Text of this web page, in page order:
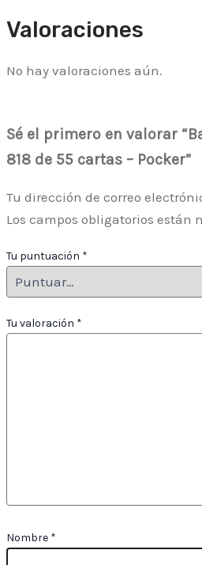
Valoraciones
No hay valoraciones aún.
Sé el primero en valorar
818 de 55 cartas – Pocker”
Tu dirección de correo
Los campos obligatorios están
Tu puntuación *
Tu valoración *
Nombre *